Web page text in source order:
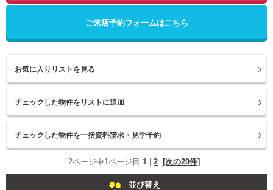
ご来店予約フォームはこちら
お気に入りリストを見る
2ページ中1ページ目 1 | 2 [次の20件]
並び替え